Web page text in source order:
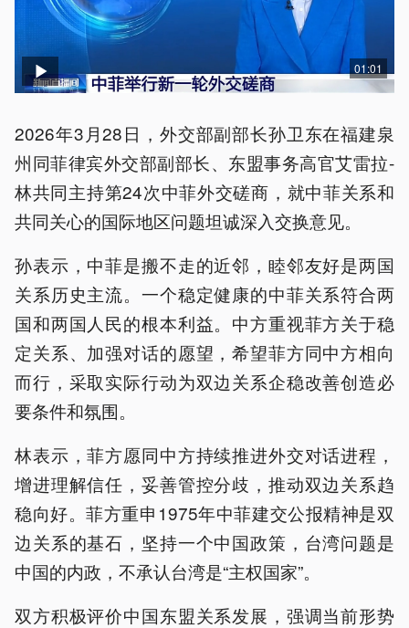
01:01
2026年3月28日，外交部副部长孙卫东在福建泉
州同菲律宾外交部副部长、东盟事务高官艾雷拉-
林共同主持第24次中菲外交磋商，就中菲关系和
共同关心的国际地区问题坦诚深入交换意见。
孙表示，中菲是搬不走的近邻，睦邻友好是两国
关系历史主流。一个稳定健康的中菲关系符合两
国和两国人民的根本利益。中方重视菲方关于稳
定关系、加强对话的愿望，希望菲方同中方相向
而行，采取实际行动为双边关系企稳改善创造必
要条件和氛围。
林表示，菲方愿同中方持续推进外交对话进程，
增进理解信任，妥善管控分歧，推动双边关系趋
稳向好。菲方重申1975年中菲建交公报精神是双
边关系的基石，坚持一个中国政策，台湾问题是
中国的内政，不承认台湾是“主权国家”。
双方积极评价中国东盟关系发展，强调当前形势